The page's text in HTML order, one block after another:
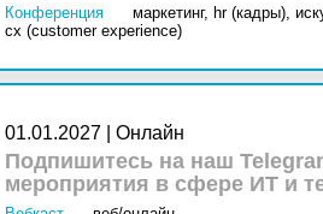
Конференция маркетинг, hr (кадры),
cx (customer experience)
01.01.2027 | Онлайн
Подпишитесь на наш
мероприятия в сфере ИТ и